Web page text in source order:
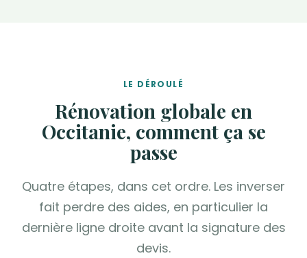
LE DÉROULÉ
Rénovation globale en
Occitanie, comment ça se
passe
Quatre étapes, dans cet ordre. Les inverser
fait perdre des aides, en particulier la
dernière ligne droite avant la signature des
devis.